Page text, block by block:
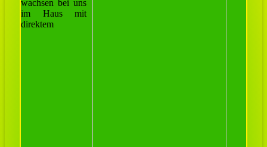
wachsen bei uns
im Haus mit
direktem